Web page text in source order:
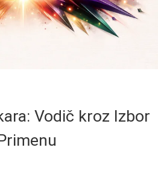
Vodič kroz Izbor